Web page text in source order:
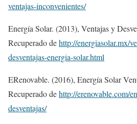
ventajas-inconvenientes/
Energía Solar. (2013), Ventajas y
Recuperado dehttp://energiasolar.mx/
desventajas-energia-solar.html
ERenovable. (2016), Energía Solar
Recuperado dehttp://erenovable.com/
desventajas/